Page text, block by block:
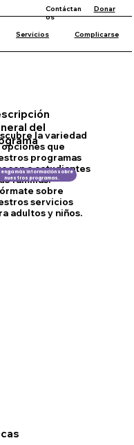
Complicarse
Donar
Contáctan
os
Servicios
del
la variedad
opciones que
programas
a estudiantes
familias.
sobre
servicios
adultos y niños.
más información sobre
nuestros programas.